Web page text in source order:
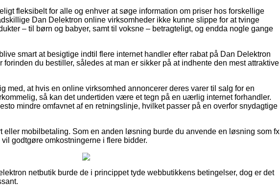
fleksibelt for alle og enhver at søge information om priser hos forskellige
Dan Delektron online virksomheder ikke kunne slippe for at tvinge
– til børn og babyer, samt til voksne – betragteligt, og endda nogle gange
smart at besigtige indtil flere internet handler efter rabat på Dan Delektron
du bestiller, således at man er sikker på at indhente den mest attraktive
med, at hvis en online virksomhed annoncerer deres varer til salg for en
så kan det undertiden være et tegn på en uærlig internet forhandler.
mindre omfavnet af en retningslinje, hvilket passer på en overfor snydagtige
eller mobilbetaling. Som en anden løsning burde du anvende en løsning som fx
godtgøre omkostningerne i flere bidder.
netbutik burde de i princippet tyde webbutikkens betingelser, dog er det